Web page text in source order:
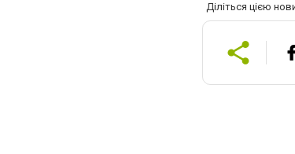
Діліться цією